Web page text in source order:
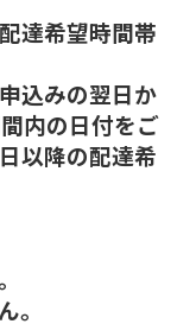
達希望時間帯
込みの翌日か
内の日付をご
以降の配達希
。